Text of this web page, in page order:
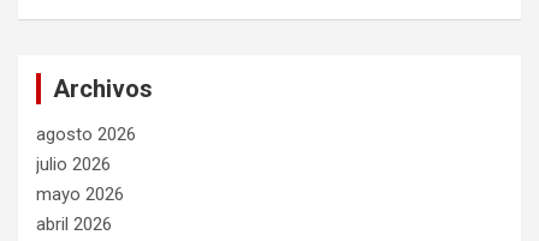
Archivos
agosto 2026
julio 2026
mayo 2026
abril 2026